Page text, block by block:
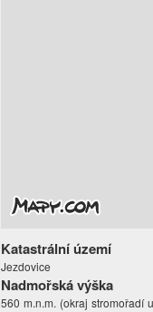
Katastrální území
Jezdovice
Nadmořská výška
560 m.n.m. (okraj stromořadí